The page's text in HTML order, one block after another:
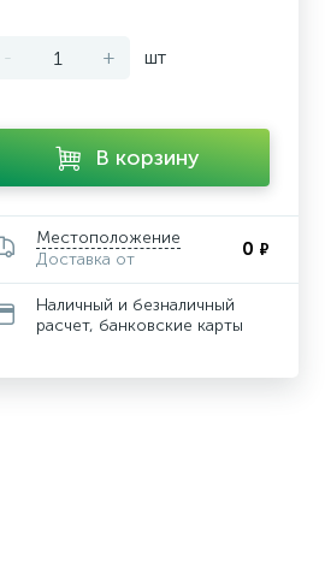
- + шт
В корзину
Местоположение
Доставка от
0 ₽
Наличный и безналичный
расчет, банковские карты